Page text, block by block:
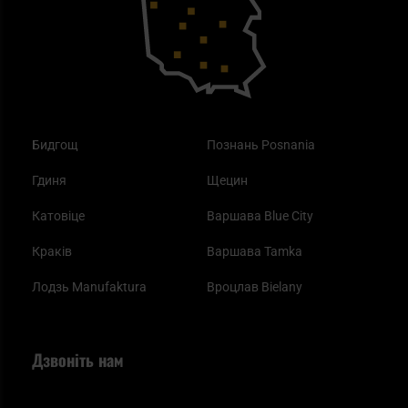
Бидгощ
Гдиня
Катовіце
Краків
Лодзь Manufaktura
Познань Posnania
Щецин
Варшава Blue City
Варшава Tamka
Вроцлав Bielany
Найкращі спальні мішки на осінь
Дзвоніть нам